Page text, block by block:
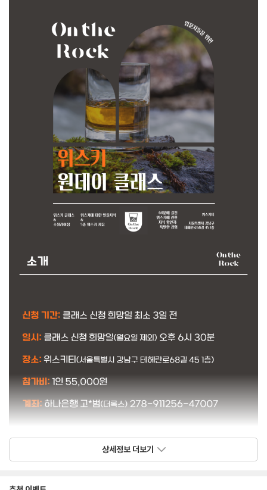
상세정보 더보기